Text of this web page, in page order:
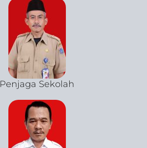
Penjaga Sekolah